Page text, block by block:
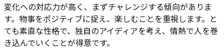
変化への対応力が高く、まずチャレンジする傾向がありま
す。物事をポジティブに捉え、楽しむことを重視します。と
ても素直な性格で、独自のアイディアを考え、情熱で人を巻
き込んでいくことが得意です。